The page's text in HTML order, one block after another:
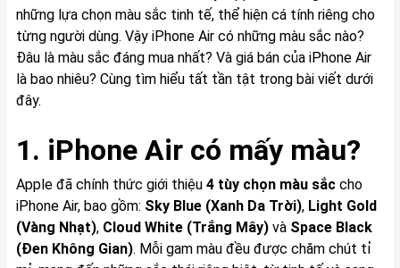
những lựa chọn màu sắc tinh tế, thể hiện cá tính riêng cho
từng người dùng. Vậy iPhone Air có những màu sắc nào?
Đâu là màu sắc đáng mua nhất? Và giá bán của iPhone Air
là bao nhiêu? Cùng tìm hiểu tất tần tật trong bài viết dưới
đây.
1. iPhone Air có mấy màu?
Apple đã chính thức giới thiệu 4 tùy chọn màu sắccho
iPhone Air, bao gồm: Sky Blue (Xanh Da Trời),Light Gold
(Vàng Nhạt), Cloud White (Trắng Mây)và Space Black
(Đen Không Gian). Mỗi gam màu đều được chăm chút tỉ